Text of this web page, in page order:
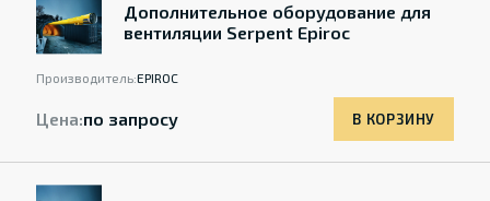
Дополнительное оборудование для
вентиляции Serpent Epiroc
Производитель:EPIROC
Цена:по запросу В КОРЗИНУ